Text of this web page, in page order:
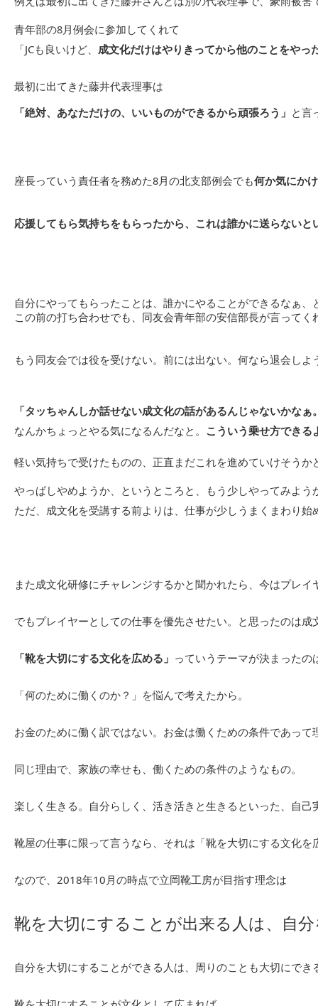
青年部の8月例会に参加してくれて
「JCも良いけど、 成文化だけはやりきってから他のことをやっ
最初に出てきた藤井代表理事は
「絶対、あなただけの、いいものができるから頑張ろう」 と言
座長っていう責任者を務めた8月の北支部例会でも何か気にか
応援してもら気持ちをもらったから、これは誰かに送らないと
自分にやってもらったことは、誰かにやることができるなぁ、
この前の打ち合わせでも、同友会青年部の安信部長が言ってく
もう同友会では役を受けない。前には出ない。何なら退会し
「タッちゃんしか話せない成文化の話があるんじゃないかなぁ
なんかちょっとやる気になるんだなと。 こういう乗せ方できる
軽い気持ちで受けたものの、正直まだこれを進めていけそうか
やっぱしやめようか、というところと、もう少しやってみよう
ただ、成文化を受講する前よりは、仕事が少しうまくまわり始
また成文化研修にチャレンジするかと聞かれたら、今はプレ
でもプレイヤーとしての仕事を優先させたい。と思ったのは
「靴を大切にする文化を広める」 っていうテーマが決まったの
「何のために働くのか？」を悩んで考えたから。
お金のために働く訳ではない。お金は働くための条件であって
同じ理由で、家族の幸せも、働くための条件のようなもの。
楽しく生きる。自分らしく、活き活きと生きるといった、自
靴屋の仕事に限って言うなら、それは「靴を大切にする文化
なので、2018年10月の時点で立岡靴工房が目指す理念は
靴を大切にすることが出来る人は、自
自分を大切にすることができる人は、周りのことも大切にでき